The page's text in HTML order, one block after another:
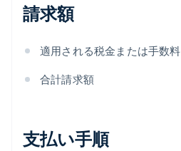
請求額
適用される税金または手数料
合計請求額
支払い手順